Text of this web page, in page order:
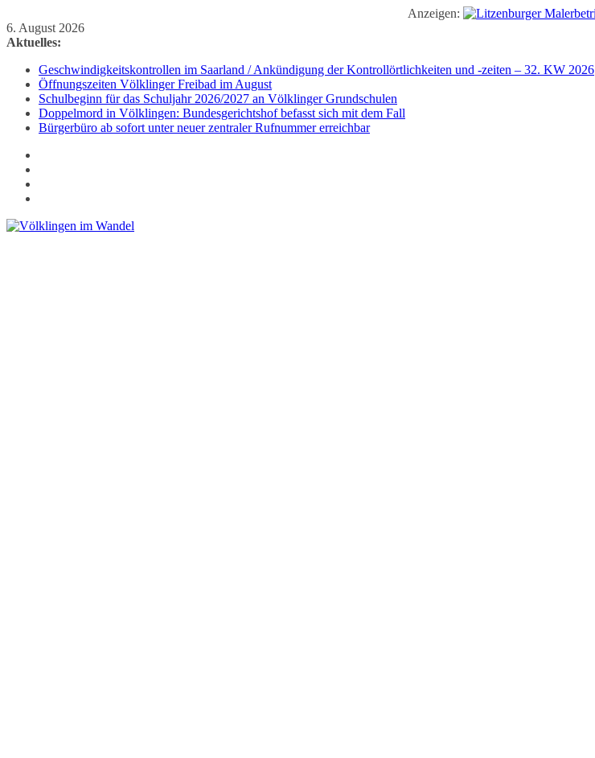
Anzeigen:
Zum
Inhalt
6. August 2026
Aktuelles:
Geschwindigkeitskontrollen im Saarland / Ankündigung der Kontrollörtlichkeiten und -zeiten – 32. KW 2026
Öffnungszeiten Völklinger Freibad im August
Schulbeginn für das Schuljahr 2026/2027 an Völklinger Grundschulen
Doppelmord in Völklingen: Bundesgerichtshof befasst sich mit dem Fall
Bürgerbüro ab sofort unter neuer zentraler Rufnummer erreichbar